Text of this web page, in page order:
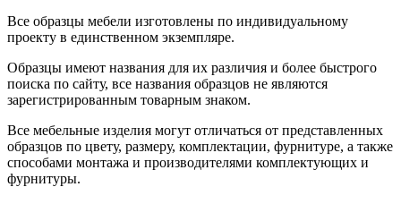
Все образцы мебели изготовлены по индивидуальному
проекту в единственном экземпляре.
Образцы имеют названия для их различия и более быстрого
поиска по сайту, все названия образцов не являются
зарегистрированным товарным знаком.
Все мебельные изделия могут отличаться от представленных
образцов по цвету, размеру, комплектации, фурнитуре, а также
способами монтажа и производителями комплектующих и
фурнитуры.